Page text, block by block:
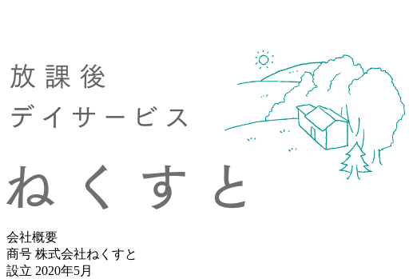
会社概要
商号 株式会社ねくすと
設立 2020年5月